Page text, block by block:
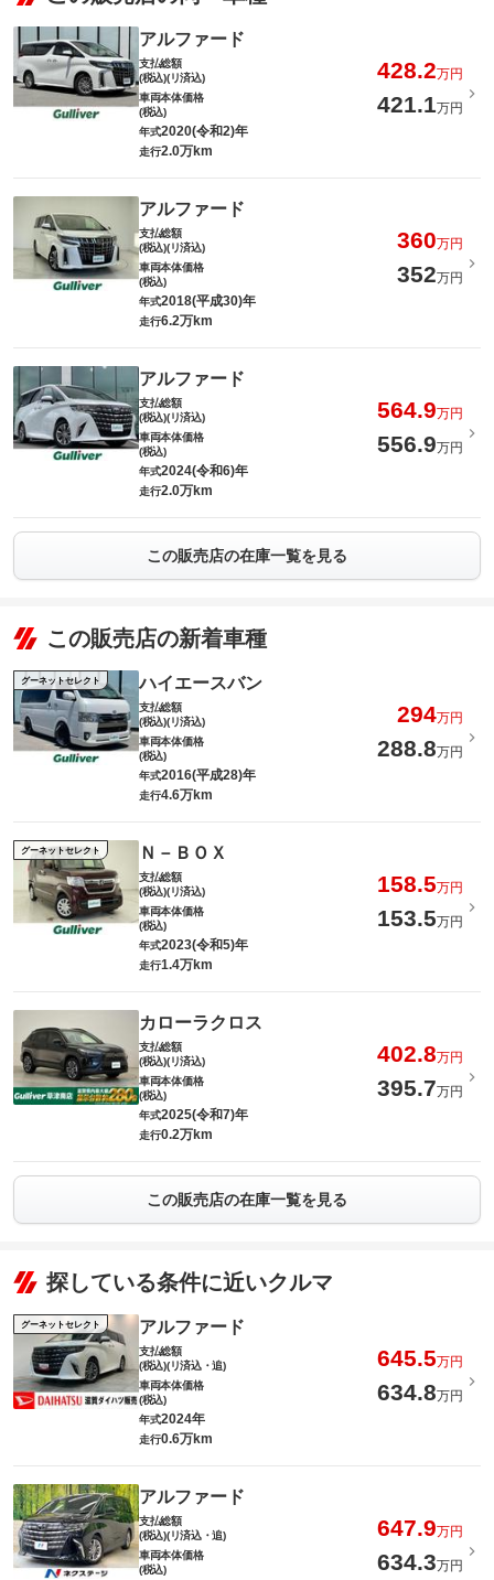
アルファード
支払総額
(税込)(リ済込)
428.2万円
車両本体価格
(税込)
421.1万円
年式2020(令和2)年
走行2.0万km
アルファード
支払総額
(税込)(リ済込)
360万円
車両本体価格
(税込)
352万円
年式2018(平成30)年
走行6.2万km
アルファード
支払総額
(税込)(リ済込)
564.9万円
車両本体価格
(税込)
556.9万円
年式2024(令和6)年
走行2.0万km
この販売店の在庫一覧を見る
この販売店の新着車種
グーネットセレクト ハイエースバン
支払総額
(税込)(リ済込)
294万円
車両本体価格
(税込)
288.8万円
年式2016(平成28)年
走行4.6万km
グーネットセレクト Ｎ－ＢＯＸ
支払総額
(税込)(リ済込)
158.5万円
車両本体価格
(税込)
153.5万円
年式2023(令和5)年
走行1.4万km
カローラクロス
支払総額
(税込)(リ済込)
402.8万円
車両本体価格
(税込)
395.7万円
年式2025(令和7)年
走行0.2万km
この販売店の在庫一覧を見る
探している条件に近いクルマ
グーネットセレクト アルファード
支払総額
(税込)(リ済込・追)
645.5万円
車両本体価格
(税込)
634.8万円
年式2024年
走行0.6万km
アルファード
支払総額
(税込)(リ済込・追)
647.9万円
車両本体価格
(税込)
634.3万円